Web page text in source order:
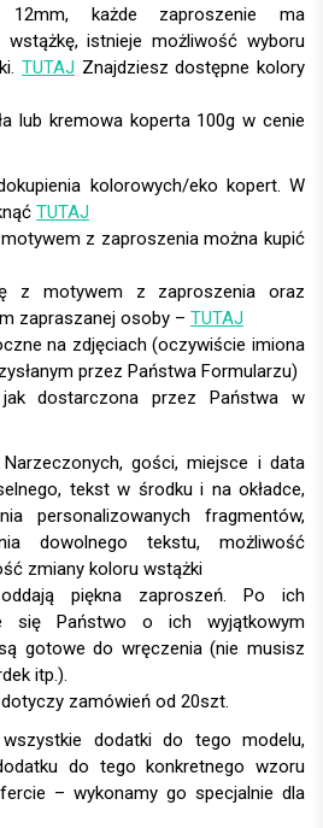
12mm, każde zaproszenie ma
wstążkę, istnieje możliwość wyboru
TUTAJ Znajdziesz dostępne kolory
kolorowych/eko kopert. W
TUTAJ
z zaproszenia można kupić
z motywem z zaproszenia oraz
zapraszanej osoby – TUTAJ
na zdjęciach (oczywiście imiona
przez Państwa Formularzu)
dostarczona przez Państwa w